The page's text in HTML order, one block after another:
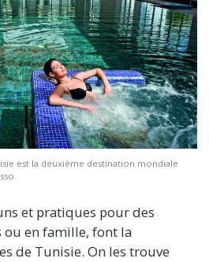
est la deuxième destination mondiale
et pratiques pour des
ou en famille, font la
de Tunisie. On les trouve